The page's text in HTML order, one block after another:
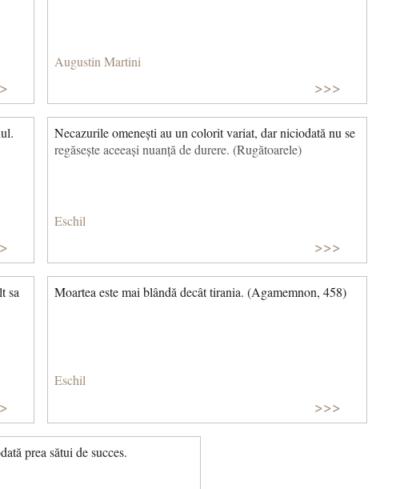
Augustin Martini
>>>
Necazurile omenești au un colorit variat, dar niciodată nu se
regăsește aceeași nuanță de durere. (Rugătoarele)
Eschil
>>>
sa
Moartea este mai blândă decât tirania. (Agamemnon, 458)
Eschil
>>>
prea sătui de succes.